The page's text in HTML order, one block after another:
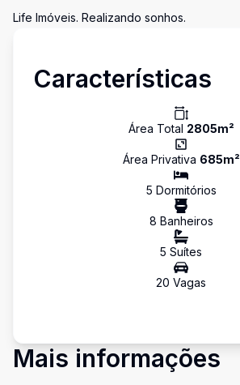
Life Imóveis. Realizando sonhos.
Características
Área Total 2805m²
Área Privativa 685m²
5 Dormitórios
8 Banheiros
5 Suítes
20 Vagas
Mais informações